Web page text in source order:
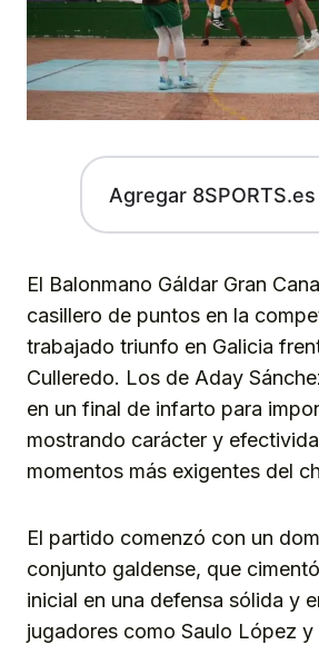
Agregar
El Balonmano Gáldar Gran
casillero de puntos en la
trabajado triunfo en Galicia
Culleredo. Los de Aday
en un final de infarto para
mostrando carácter y
momentos más exigentes del
El partido comenzó con un
conjunto galdense, que
inicial en una defensa sólida y
jugadores como Saulo López